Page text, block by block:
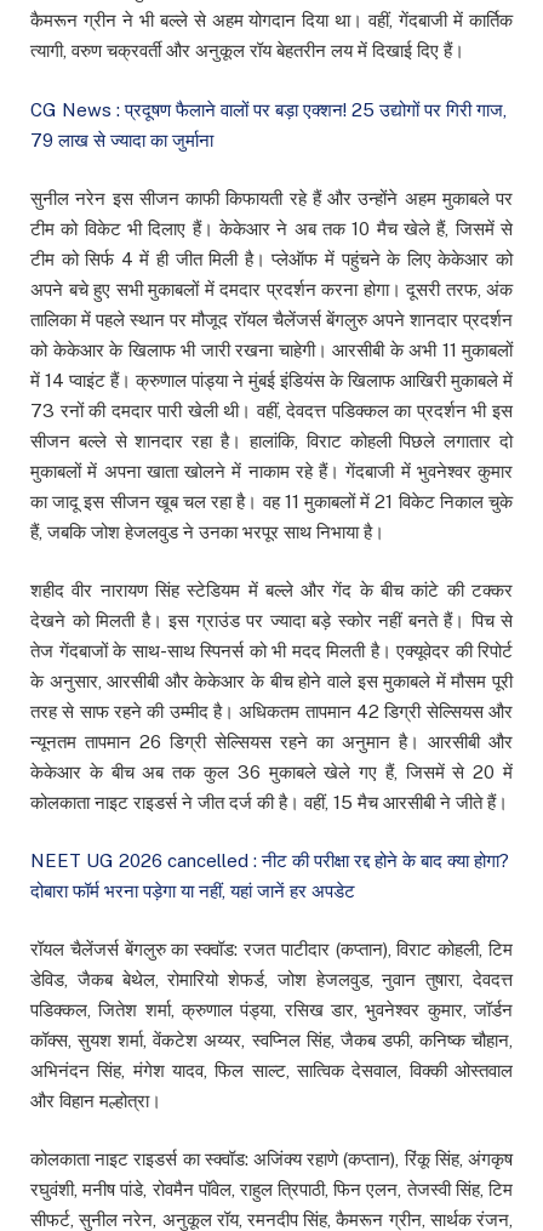
कैमरून ग्रीन ने भी बल्ले से अहम योगदान दिया था। वहीं, गेंदबाजी में कार्तिक
त्यागी, वरुण चक्रवर्ती और अनुकूल रॉय बेहतरीन लय में दिखाई दिए हैं।
CG News : प्रदूषण फैलाने वालों पर बड़ा एक्शन! 25 उद्योगों पर गिरी गाज,
79 लाख से ज्यादा का जुर्माना
सुनील नरेन इस सीजन काफी किफायती रहे हैं और उन्होंने अहम मुकाबले पर
टीम को विकेट भी दिलाए हैं। केकेआर ने अब तक 10 मैच खेले हैं, जिसमें से
टीम को सिर्फ 4 में ही जीत मिली है। प्लेऑफ में पहुंचने के लिए केकेआर को
अपने बचे हुए सभी मुकाबलों में दमदार प्रदर्शन करना होगा।दूसरी तरफ, अंक
तालिका में पहले स्थान पर मौजूद रॉयल चैलेंजर्स बेंगलुरु अपने शानदार प्रदर्शन
को केकेआर के खिलाफ भी जारी रखना चाहेगी। आरसीबी के अभी 11 मुकाबलों
में 14 प्वाइंट हैं। क्रुणाल पांड्या ने मुंबई इंडियंस के खिलाफ आखिरी मुकाबले में
73 रनों की दमदार पारी खेली थी। वहीं, देवदत्त पडिक्कल का प्रदर्शन भी इस
सीजन बल्ले से शानदार रहा है। हालांकि, विराट कोहली पिछले लगातार दो
मुकाबलों में अपना खाता खोलने में नाकाम रहे हैं। गेंदबाजी में भुवनेश्वर कुमार
का जादू इस सीजन खूब चल रहा है। वह 11 मुकाबलों में 21 विकेट निकाल चुके
हैं, जबकि जोश हेजलवुड ने उनका भरपूर साथ निभाया है।
शहीद वीर नारायण सिंह स्टेडियम में बल्ले और गेंद के बीच कांटे की टक्कर
देखने को मिलती है। इस ग्राउंड पर ज्यादा बड़े स्कोर नहीं बनते हैं। पिच से
तेज गेंदबाजों के साथ-साथ स्पिनर्स को भी मदद मिलती है। एक्यूवेदर की रिपोर्ट
के अनुसार, आरसीबी और केकेआर के बीच होने वाले इस मुकाबले में मौसम पूरी
तरह से साफ रहने की उम्मीद है। अधिकतम तापमान 42 डिग्री सेल्सियस और
न्यूनतम तापमान 26 डिग्री सेल्सियस रहने का अनुमान है। आरसीबी और
केकेआर के बीच अब तक कुल 36 मुकाबले खेले गए हैं, जिसमें से 20 में
कोलकाता नाइट राइडर्स ने जीत दर्ज की है। वहीं, 15 मैच आरसीबी ने जीते हैं।
NEET UG 2026 cancelled : नीट की परीक्षा रद्द होने के बाद क्या होगा?
दोबारा फॉर्म भरना पड़ेगा या नहीं, यहां जानें हर अपडेट
रॉयल चैलेंजर्स बेंगलुरु का स्क्वॉड: रजत पाटीदार (कप्तान), विराट कोहली, टिम
डेविड, जैकब बेथेल, रोमारियो शेफर्ड, जोश हेजलवुड, नुवान तुषारा, देवदत्त
पडिक्कल, जितेश शर्मा, क्रुणाल पंड्या, रसिख डार, भुवनेश्वर कुमार, जॉर्डन
कॉक्स, सुयश शर्मा, वेंकटेश अय्यर, स्वप्निल सिंह, जैकब डफी, कनिष्क चौहान,
अभिनंदन सिंह, मंगेश यादव, फिल साल्ट, सात्विक देसवाल, विक्की ओस्तवाल
और विहान मल्होत्रा।
कोलकाता नाइट राइडर्स का स्क्वॉड: अजिंक्य रहाणे (कप्तान), रिंकू सिंह, अंगकृष
रघुवंशी, मनीष पांडे, रोवमैन पॉवेल, राहुल त्रिपाठी, फिन एलन, तेजस्वी सिंह, टिम
सीफर्ट, सुनील नरेन, अनुकूल रॉय, रमनदीप सिंह, कैमरून ग्रीन, सार्थक रंजन,